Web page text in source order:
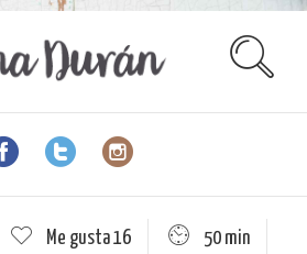
Me gusta16 50 min